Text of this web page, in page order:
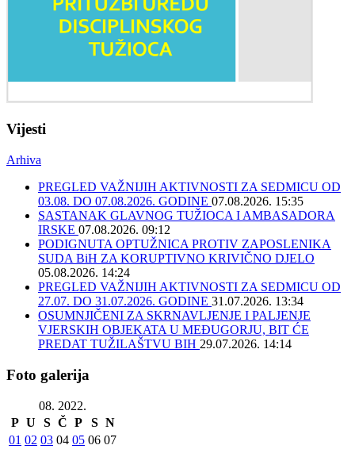
Vijesti
Arhiva
PREGLED VAŽNIJIH AKTIVNOSTI ZA SEDMICU OD
03.08. DO 07.08.2026. GODINE 07.08.2026. 15:35
SASTANAK GLAVNOG TUŽIOCA I AMBASADORA
IRSKE 07.08.2026. 09:12
PODIGNUTA OPTUŽNICA PROTIV ZAPOSLENIKA
SUDA BiH ZA KORUPTIVNO KRIVIČNO DJELO
05.08.2026. 14:24
PREGLED VAŽNIJIH AKTIVNOSTI ZA SEDMICU OD
27.07. DO 31.07.2026. GODINE 31.07.2026. 13:34
OSUMNJIČENI ZA SKRNAVLJENJE I PALJENJE
VJERSKIH OBJEKATA U MEĐUGORJU, BIT ĆE
PREDAT TUŽILAŠTVU BIH 29.07.2026. 14:14
Foto galerija
08. 2022.
P U S Č P S N
01 02 03 04 05 06 07